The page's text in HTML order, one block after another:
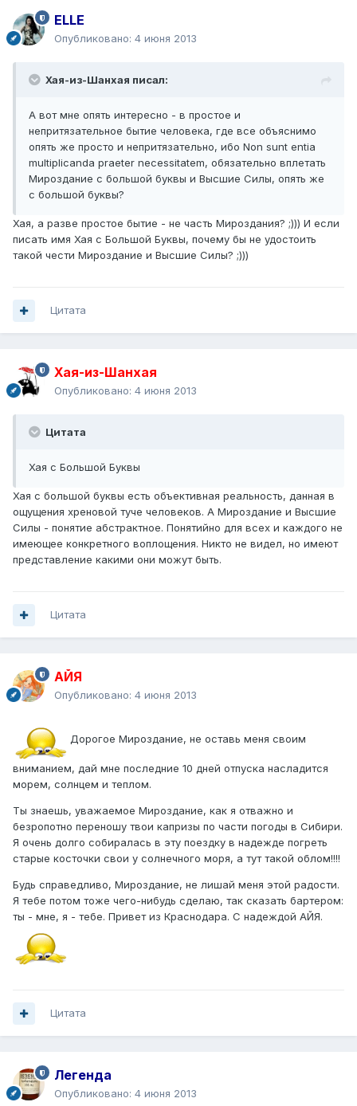
ELLE
Опубликовано: 4 июня 2013
Хая-из-Шанхая писал:
А вот мне опять интересно - в простое и
непритязательное бытие человека, где все объяснимо
опять же просто и непритязательно, ибо Non sunt entia
multiplicanda praeter necessitatem, обязательно вплетать
Мироздание с большой буквы и Высшие Силы, опять же
с большой буквы?
Хая, а разве простое бытие - не часть Мироздания? ;))) И если
писать имя Хая с Большой Буквы, почему бы не удостоить
такой чести Мироздание и Высшие Силы? ;)))
Цитата
Хая-из-Шанхая
Опубликовано: 4 июня 2013
Цитата
Хая с Большой Буквы
Хая с большой буквы есть объективная реальность, данная в
ощущения хреновой туче человеков. А Мироздание и Высшие
Силы - понятие абстрактное. Понятийно для всех и каждого не
имеющее конкретного воплощения. Никто не видел, но имеют
представление какими они можут быть.
Цитата
АЙЯ
Опубликовано: 4 июня 2013
Дорогое Мироздание, не оставь меня своим
вниманием, дай мне последние 10 дней отпуска насладится
морем, солнцем и теплом.
Ты знаешь, уважаемое Мироздание, как я отважно и
безропотно переношу твои капризы по части погоды в Сибири.
Я очень долго собиралась в эту поездку в надежде погреть
старые косточки свои у солнечного моря, а тут такой облом!!!!
Будь справедливо, Мироздание, не лишай меня этой радости.
Я тебе потом тоже чего-нибудь сделаю, так сказать бартером:
ты - мне, я - тебе. Привет из Краснодара. С надеждой АЙЯ.
Цитата
Легенда
Опубликовано: 4 июня 2013